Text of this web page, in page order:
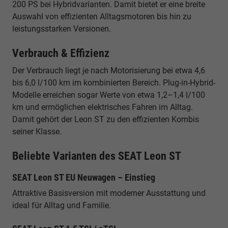
200 PS bei Hybridvarianten. Damit bietet er eine breite
Auswahl von effizienten Alltagsmotoren bis hin zu
leistungsstarken Versionen.
Verbrauch & Effizienz
Der Verbrauch liegt je nach Motorisierung bei etwa 4,6
bis 6,0 l/100 km im kombinierten Bereich. Plug-in-Hybrid-
Modelle erreichen sogar Werte von etwa 1,2–1,4 l/100
km und ermöglichen elektrisches Fahren im Alltag.
Damit gehört der Leon ST zu den effizienten Kombis
seiner Klasse.
Beliebte Varianten des SEAT Leon ST
SEAT Leon ST EU Neuwagen – Einstieg
Attraktive Basisversion mit moderner Ausstattung und
ideal für Alltag und Familie.